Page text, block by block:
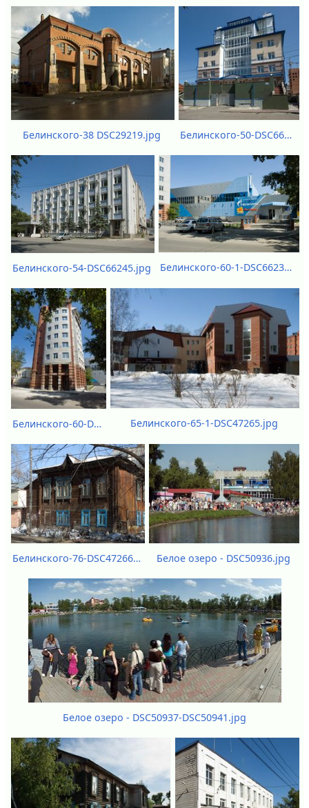
Белинского-38 DSC29219.jpg Белинского-50-DSC66247-DSC66248.jpg
Белинского-54-DSC66245.jpg Белинского-60-1-DSC66239.jpg
Белинского-60-DSC66240-DSC66242.jpg Белинского-65-1-DSC47265.jpg
Белинского-76-DSC47266.jpg Белое озеро - DSC50936.jpg
Белое озеро - DSC50937-DSC50941.jpg